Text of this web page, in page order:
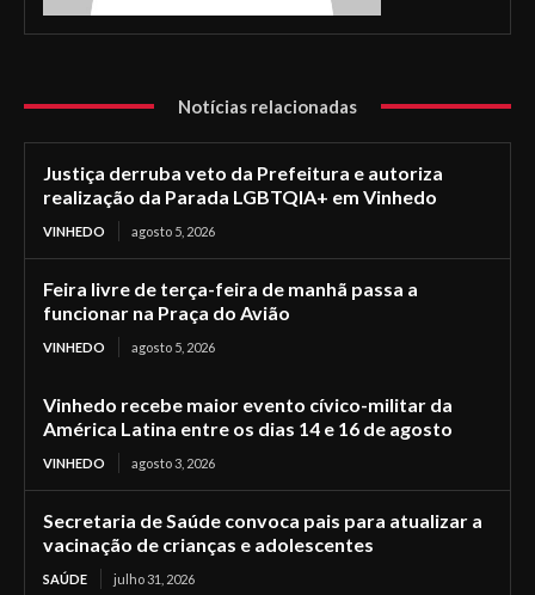
Notícias relacionadas
Justiça derruba veto da Prefeitura e autoriza
realização da Parada LGBTQIA+ em Vinhedo
VINHEDO agosto 5, 2026
Feira livre de terça-feira de manhã passa a
funcionar na Praça do Avião
VINHEDO agosto 5, 2026
Vinhedo recebe maior evento cívico-militar da
América Latina entre os dias 14 e 16 de agosto
VINHEDO agosto 3, 2026
Secretaria de Saúde convoca pais para atualizar a
vacinação de crianças e adolescentes
SAÚDE julho 31, 2026